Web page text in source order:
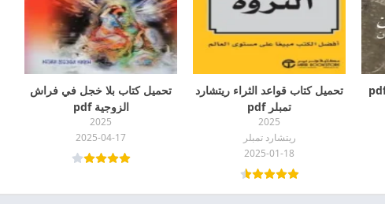
تحميل كتاب قواعد الثراء ريتشارد
تمبلر pdf
2025
ريتشارد تمبلر
2025-01-18
تحميل كتاب بلا خجل في فراش
الزوجية pdf
2025
2025-04-17